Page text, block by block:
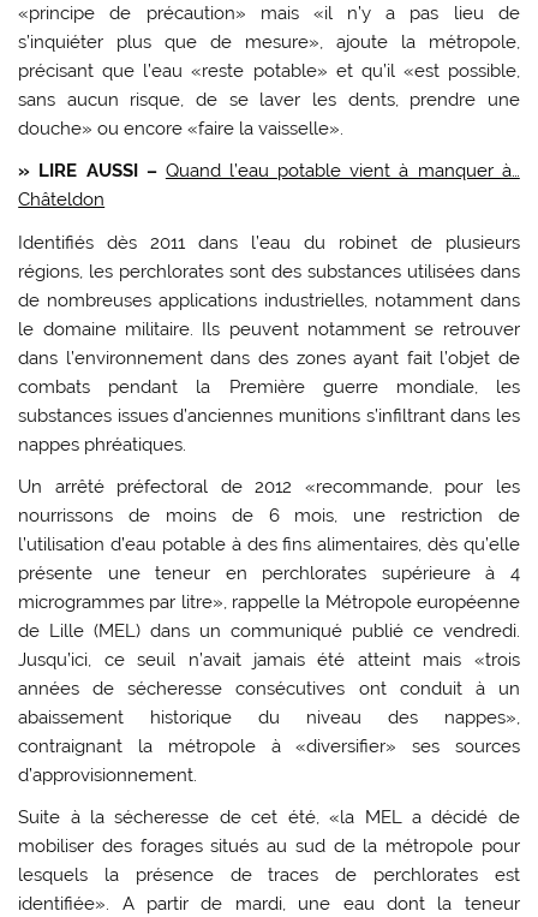
«principe de précaution» mais «il n’y a pas lieu de
s’inquiéter plus que de mesure», ajoute la métropole,
précisant que l’eau «reste potable» et qu’il «est possible,
sans aucun risque, de se laver les dents, prendre une
douche» ou encore «faire la vaisselle».
» LIRE AUSSI – Quand l’eau potable vient à manquer à…
Châteldon
Identifiés dès 2011 dans l’eau du robinet de plusieurs
régions, les perchlorates sont des substances utilisées dans
de nombreuses applications industrielles, notamment dans
le domaine militaire. Ils peuvent notamment se retrouver
dans l’environnement dans des zones ayant fait l’objet de
combats pendant la Première guerre mondiale, les
substances issues d’anciennes munitions s’infiltrant dans les
nappes phréatiques.
Un arrêté préfectoral de 2012 «recommande, pour les
nourrissons de moins de 6 mois, une restriction de
l’utilisation d’eau potable à des fins alimentaires, dès qu’elle
présente une teneur en perchlorates supérieure à 4
microgrammes par litre», rappelle la Métropole européenne
de Lille (MEL) dans un communiqué publié ce vendredi.
Jusqu’ici, ce seuil n’avait jamais été atteint mais «trois
années de sécheresse consécutives ont conduit à un
abaissement historique du niveau des nappes»,
contraignant la métropole à «diversifier» ses sources
d’approvisionnement.
Suite à la sécheresse de cet été, «la MEL a décidé de
mobiliser des forages situés au sud de la métropole pour
lesquels la présence de traces de perchlorates est
identifiée». A partir de mardi, une eau dont la teneur